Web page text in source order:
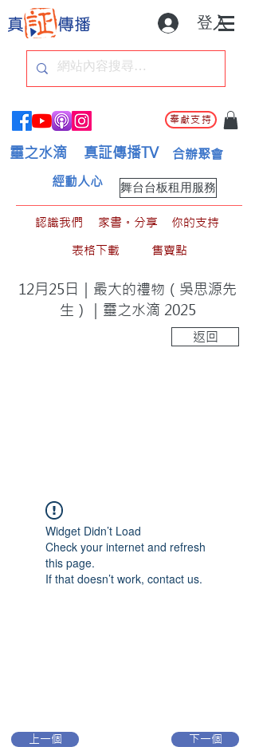
登入
奉獻支持
靈之水滴 真証傳播TV 合辦聚會
舞台台板租用服務
經動人心
認識我們 家書。分享
你的支持
表格下載
售賣點
12月25日｜最大的禮物（吳思源先
生）｜靈之水滴 2025
返回
Widget Didn’t Load
Check your internet and refresh
this page.
If that doesn’t work, contact us.
上一個 下一個